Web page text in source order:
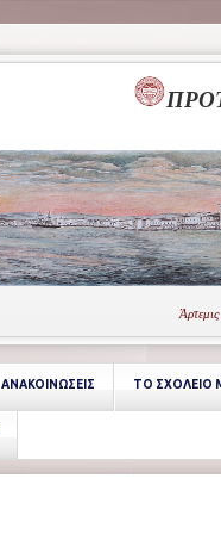
ΑΝΑΚΟΙΝΩΣΕΙΣ ΤΟ ΣΧΟΛΕΙΟ